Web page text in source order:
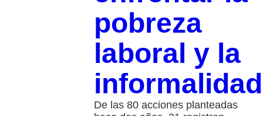
pobreza
laboral y la
informalidad
De las 80 acciones planteadas